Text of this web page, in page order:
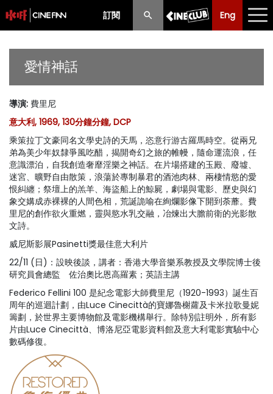
訂閱 Eng
Eng 中文
節目
購票須知
優惠計劃
前期節目
愛情神話
導演: 費里尼
意大利, 1969, 130分鐘分鐘, DCP
乘策拉丁文豪同名文學史詩的天馬，恣意行游古羅馬時空。從兩兄
弟為美少年奴隸爭風吃醋，揭開奇幻之旅的帷幔，隨命運流浪，任
意識漂泊，自我創造奢靡淫樂之神話。在片場搭建的玉殿、廢墟、
迷宮、曠野自由散策，浪蕩於專制暴君的酒池肉林、兩棲情慾的愛
恨糾纏；祭壇上的羔羊、海盜船上的鯨屍，劇場與電影、歷史與幻
象交媾成赤裸裸的人間色相，荒誕詭喻在絢爛影像下開到荼蘼。費
里尼的創作欲火重燃，靈與慾水乳交融，冶煉出大膽前衛的光影散
文詩。
威尼斯影展Pasinetti獎最佳意大利片
22/11 (日)：設映後談，講者：香港大學音樂系教授及文學院博士後
研究員會總監 佐治奧比恩高羅素；英語主講
Federico Fellini 100 是紀念電影大師費里尼（1920-1993）誕生百
周年的巡迴計劃，由Luce Cinecittà的寶娜魯榭蘿及卡米拉歌曼妮
籌劃，於世界主要博物館及電影機構舉行。除特別註明外，所有影
片由Luce Cinecittà、博洛尼亞電影資料館及意大利電影實驗中心
數碼修復。